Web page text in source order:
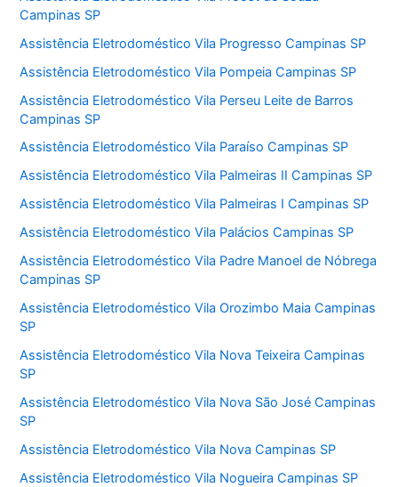
Campinas SP
Assistência Eletrodoméstico Vila Progresso Campinas SP
Assistência Eletrodoméstico Vila Pompeia Campinas SP
Assistência Eletrodoméstico Vila Perseu Leite de Barros
Campinas SP
Assistência Eletrodoméstico Vila Paraíso Campinas SP
Assistência Eletrodoméstico Vila Palmeiras II Campinas SP
Assistência Eletrodoméstico Vila Palmeiras I Campinas SP
Assistência Eletrodoméstico Vila Palácios Campinas SP
Assistência Eletrodoméstico Vila Padre Manoel de Nóbrega
Campinas SP
Assistência Eletrodoméstico Vila Orozimbo Maia Campinas
SP
Assistência Eletrodoméstico Vila Nova Teixeira Campinas
SP
Assistência Eletrodoméstico Vila Nova São José Campinas
SP
Assistência Eletrodoméstico Vila Nova Campinas SP
Assistência Eletrodoméstico Vila Nogueira Campinas SP